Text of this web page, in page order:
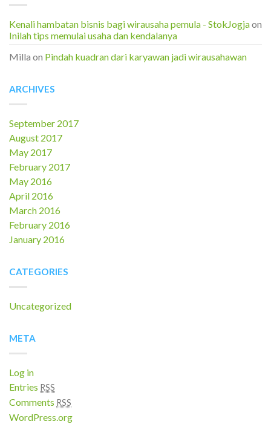
Kenali hambatan bisnis bagi wirausaha pemula - StokJogjaon
Inilah tips memulai usaha dan kendalanya
Milla on Pindah kuadran dari karyawan jadi wirausahawan
ARCHIVES
September 2017
August 2017
May 2017
February 2017
May 2016
April 2016
March 2016
February 2016
January 2016
CATEGORIES
Uncategorized
META
Log in
Entries RSS
Comments RSS
WordPress.org